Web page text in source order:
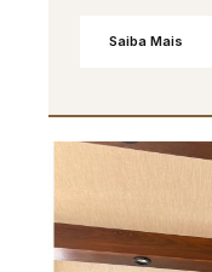
Saiba Mais